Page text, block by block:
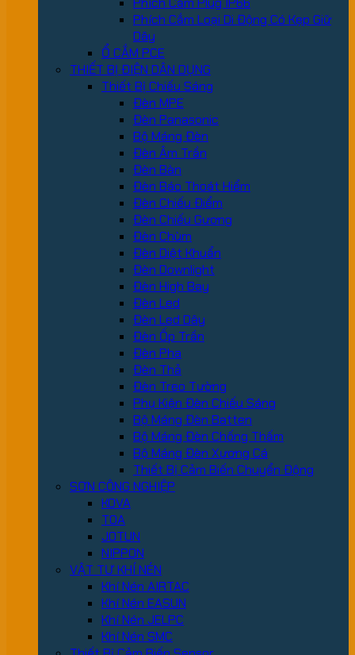
Phích Cắm Loại Di Động Có Kẹp Giữ
Dây
Ổ CẮM PCE
THIẾT BỊ ĐIỆN DÂN DỤNG
Thiết Bị Chiếu Sáng
Đèn MPE
Đèn Panasonic
Bộ Máng Đèn
Đèn Âm Trần
Đèn Bàn
Đèn Báo Thoát Hiểm
Đèn Chiếu Điểm
Đèn Chiếu Gương
Đèn Chùm
Đèn Diệt Khuẩn
Đèn Downlight
Đèn High Bay
Đèn Led
Đèn Led Dây
Đèn Ốp Trần
Đèn Pha
Đèn Thả
Đèn Treo Tường
Phụ Kiện Đèn Chiếu Sáng
Bộ Máng Đèn Batten
Bộ Máng Đèn Chống Thấm
Bộ Máng Đèn Xương Cá
Thiết Bị Cảm Biến Chuyển Động
SƠN CÔNG NGHIỆP
KOVA
TOA
JOTUN
NIPPON
VẬT TƯ KHÍ NÉN
Khí Nén AIRTAC
Khí Nén EASUN
Khí Nén JELPC
Khí Nén SMC